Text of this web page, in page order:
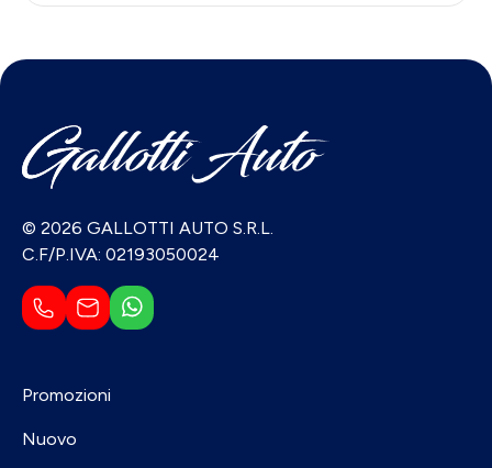
© 2026 GALLOTTI AUTO S.R.L.
C.F/P.IVA: 02193050024
Promozioni
Nuovo